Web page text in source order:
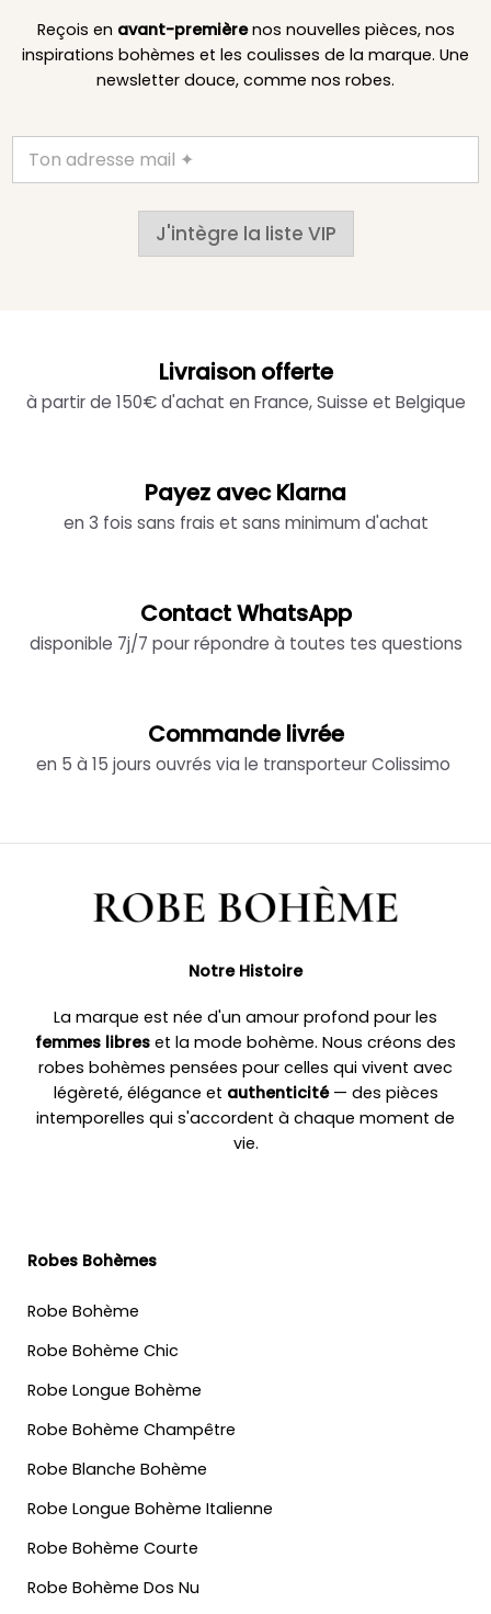
Reçois en avant-premièrenos nouvelles pièces, nos
inspirations bohèmes et les coulisses de la marque. Une
newsletter douce, comme nos robes.
J'intègre la liste VIP
Livraison offerte
à partir de 150€ d'achat en France, Suisse et Belgique
Payez avec Klarna
en 3 fois sans frais et sans minimum d'achat
Contact WhatsApp
disponible 7j/7 pour répondre à toutes tes questions
Commande livrée
en 5 à 15 jours ouvrés via le transporteur Colissimo
Notre Histoire
La marque est née d'un amour profond pour les
femmes libres et la mode bohème. Nous créons des
robes bohèmes pensées pour celles qui vivent avec
légèreté, élégance et authenticité— des pièces
intemporelles qui s'accordent à chaque moment de
vie.
Robes Bohèmes
Robe Bohème
Robe Bohème Chic
Robe Longue Bohème
Robe Bohème Champêtre
Robe Blanche Bohème
Robe Longue Bohème Italienne
Robe Bohème Courte
Robe Bohème Dos Nu